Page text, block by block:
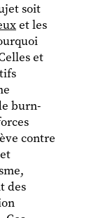
soit
et les
et
burn-
contre
des